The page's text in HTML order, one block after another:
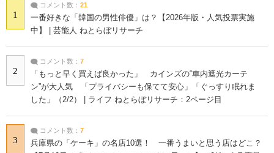
1
コメント数： 21
一番好きな「韓国の男性俳優」は？【2026年版・人気投票実施
中】 | 芸能人 ねとらぼリサーチ
2
コメント数： 7
「もっと早く買えば良かった」 カインズの“車内遮光カーテ
ン”が大人気 「プライバシーも保てて安心」「ぐっすり眠れま
した」（2/2） | ライフ ねとらぼリサーチ：2ページ目
3
コメント数： 7
兵庫県の「ケーキ」の名店10選！ 一番うまいと思う店はどこ？